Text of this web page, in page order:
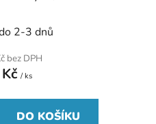
2-3 dnů
bez DPH
/ ks
DO KOŠÍKU